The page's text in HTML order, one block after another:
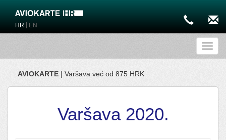
HR EN
AVIOKARTE | Varšava već od 875 HRK
Varšava 2020.